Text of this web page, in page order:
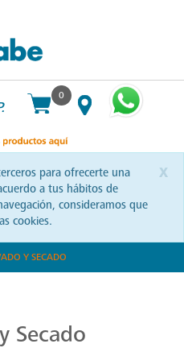
0
x
para ofrecerte una
a tus hábitos de
consideramos que
cookies.
Y SECADO
Secado